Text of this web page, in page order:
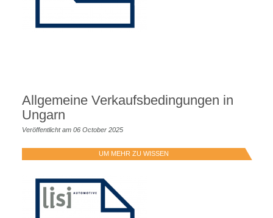
Allgemeine Verkaufsbedingungen in
Ungarn
Veröffentlicht am 06 October 2025
UM MEHR ZU WISSEN